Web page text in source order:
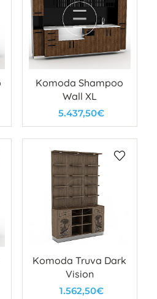
Komoda Shampoo
Wall XL
5.437,50€
Komoda Truva Dark
Vision
1.562,50€